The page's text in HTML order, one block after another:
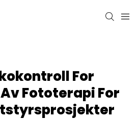
For
Fototerapi For